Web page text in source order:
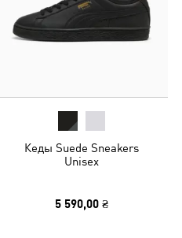
Кеды Suede Sneakers
Unisex
5 590,00 ₴